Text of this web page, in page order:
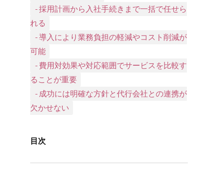
-採用計画から入社手続きまで一括で任せら
れる
-導入により業務負担の軽減やコスト削減が
可能
-費用対効果や対応範囲でサービスを比較す
ることが重要
-成功には明確な方針と代行会社との連携が
欠かせない
目次